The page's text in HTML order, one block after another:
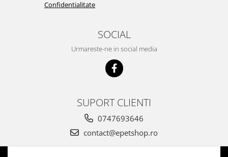
Confidentialitate
SOCIAL
Urmareste-ne in social media
SUPORT CLIENTI
0747693646
contact@epetshop.ro